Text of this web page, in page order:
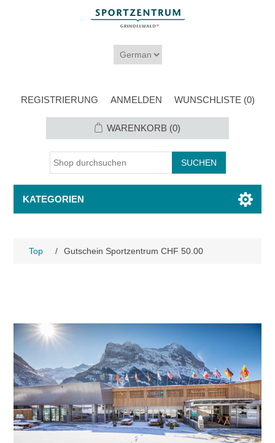
REGISTRIERUNG ANMELDEN WUNSCHLISTE (0)
WARENKORB (0)
KATEGORIEN
Top / Gutschein Sportzentrum CHF 50.00